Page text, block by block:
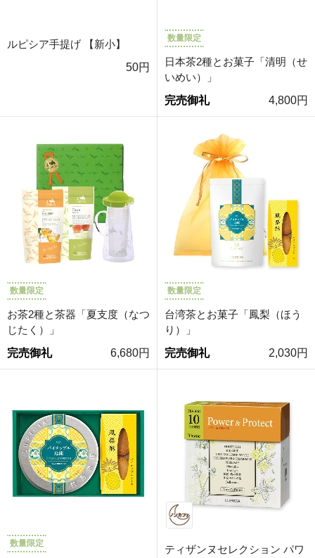
ルピシア手提げ 【新小】
50円
数量限定
日本茶2種とお菓子「清明（せ
いめい）」
完売御礼
4,800円
数量限定
お茶2種と茶器「夏支度（なつ
じたく）」
完売御礼
6,680円
数量限定
台湾茶とお菓子「鳳梨（ほう
り）」
完売御礼
2,030円
数量限定
ティザンヌセレクション パワ